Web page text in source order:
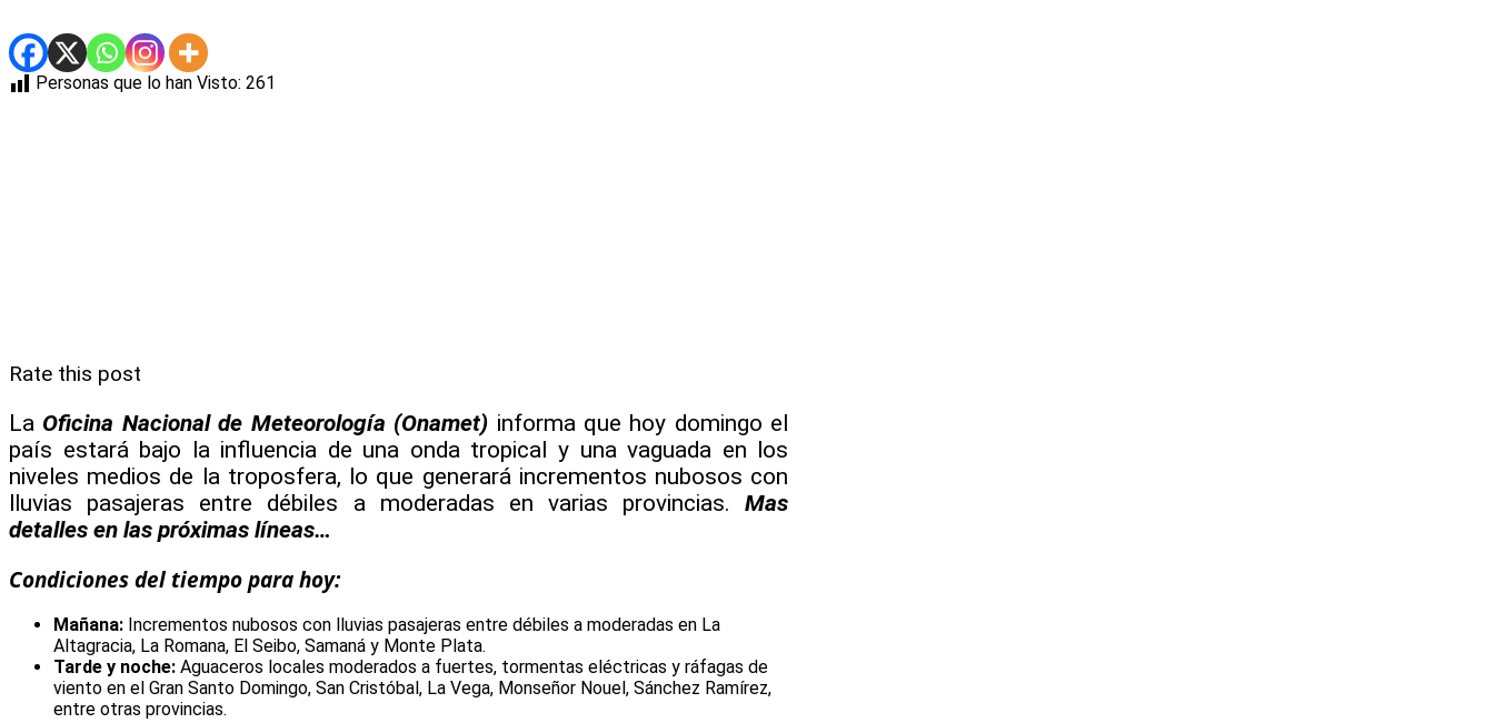
Personas que lo han Visto: 261
Rate this post
La Oficina Nacional de Meteorología (Onamet) informa que hoy domingo el
país estará bajo la influencia de una onda tropical y una vaguada en los
niveles medios de la troposfera, lo que generará incrementos nubosos con
lluvias pasajeras entre débiles a moderadas en varias provincias.Mas
detalles en las próximas líneas…
Condiciones del tiempo para hoy:
Mañana: Incrementos nubosos con lluvias pasajeras entre débiles a moderadas en La
Altagracia, La Romana, El Seibo, Samaná y Monte Plata.
Tarde y noche: Aguaceros locales moderados a fuertes, tormentas eléctricas y ráfagas de
viento en el Gran Santo Domingo, San Cristóbal, La Vega, Monseñor Nouel, Sánchez Ramírez,
entre otras provincias.